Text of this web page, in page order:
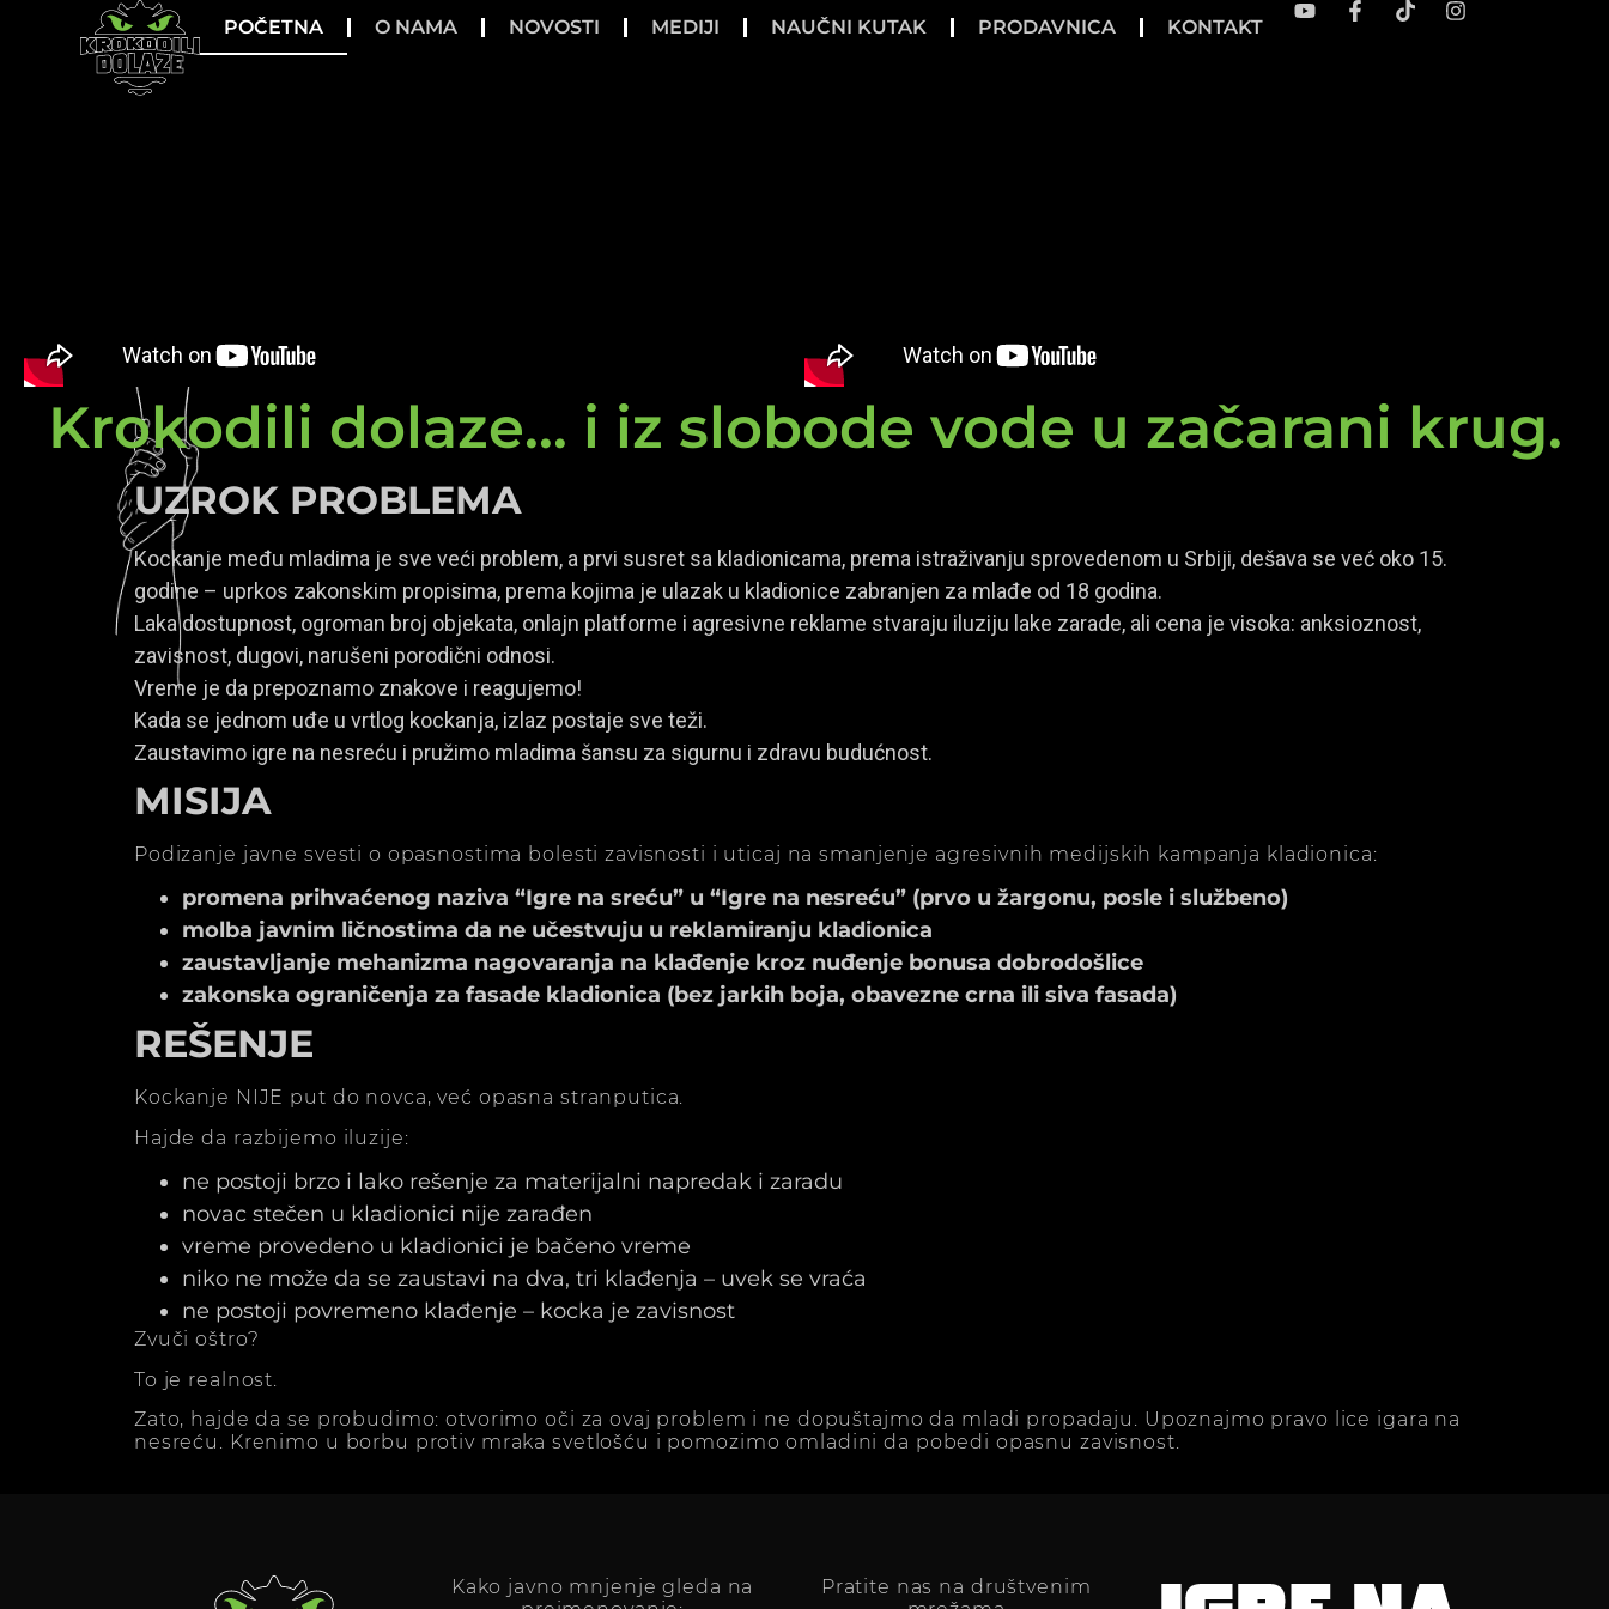
POČETNA O NAMA NOVOSTI MEDIJI NAUČNI KUTAK PRODAVNICA KONTAKT
Krokodili dolaze... i iz slobode vode u začarani krug.
UZROK PROBLEMA
Kockanje među mladima je sve veći problem, a prvi susret sa kladionicama, prema istraživanju sprovedenom u Srbiji, dešava se već oko 15.
godine – uprkos zakonskim propisima, prema kojima je ulazak u kladionice zabranjen za mlađe od 18 godina.
Laka dostupnost, ogroman broj objekata, onlajn platforme i agresivne reklame stvaraju iluziju lake zarade, ali cena je visoka: anksioznost,
zavisnost, dugovi, narušeni porodični odnosi.
Vreme je da prepoznamo znakove i reagujemo!
Kada se jednom uđe u vrtlog kockanja, izlaz postaje sve teži.
Zaustavimo igre na nesreću i pružimo mladima šansu za sigurnu i zdravu budućnost.
MISIJA
Podizanje javne svesti o opasnostima bolesti zavisnosti i uticaj na smanjenje agresivnih medijskih kampanja kladionica:
promena prihvaćenog naziva “Igre na sreću” u “Igre na nesreću” (prvo u žargonu, posle i službeno)
molba javnim ličnostima da ne učestvuju u reklamiranju kladionica
zaustavljanje mehanizma nagovaranja na klađenje kroz nuđenje bonusa dobrodošlice
zakonska ograničenja za fasade kladionica (bez jarkih boja, obavezne crna ili siva fasada)
REŠENJE
Kockanje NIJE put do novca, već opasna stranputica.
Hajde da razbijemo iluzije:
ne postoji brzo i lako rešenje za materijalni napredak i zaradu
novac stečen u kladionici nije zarađen
vreme provedeno u kladionici je bačeno vreme
niko ne može da se zaustavi na dva, tri klađenja – uvek se vraća
ne postoji povremeno klađenje – kocka je zavisnost
Zvuči oštro?
To je realnost.
Zato, hajde da se probudimo: otvorimo oči za ovaj problem i ne dopuštajmo da mladi propadaju. Upoznajmo pravo lice igara na
nesreću. Krenimo u borbu protiv mraka svetlošću i pomozimo omladini da pobedi opasnu zavisnost.
Kako javno mnjenje gleda na
Pratite nas na društvenim